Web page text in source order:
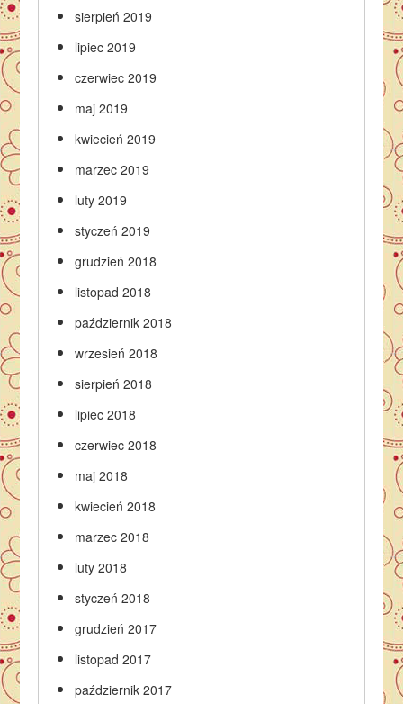
sierpień 2019
lipiec 2019
czerwiec 2019
maj 2019
kwiecień 2019
marzec 2019
luty 2019
styczeń 2019
grudzień 2018
listopad 2018
październik 2018
wrzesień 2018
sierpień 2018
lipiec 2018
czerwiec 2018
maj 2018
kwiecień 2018
marzec 2018
luty 2018
styczeń 2018
grudzień 2017
listopad 2017
październik 2017